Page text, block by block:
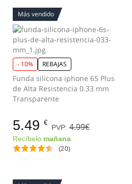
Más vendido
- 10% REBAJAS
Funda silicona iphone 6S Plus
de Alta Resistencia 0.33 mm
Transparente
5.49 €
PVP: 4.99€
Recíbelo mañana
(20)